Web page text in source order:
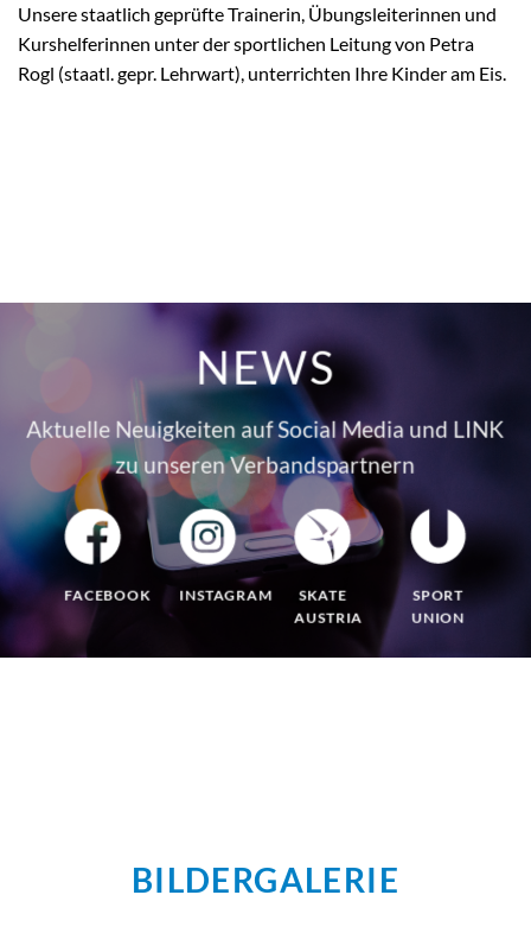
Unsere staatlich geprüfte Trainerin, Übungsleiterinnen und
Kurshelferinnen unter der sportlichen Leitung von Petra
Rogl (staatl. gepr. Lehrwart), unterrichten Ihre Kinder am Eis.
NEWS
Aktuelle Neuigkeiten auf Social Media und LINK
zu unseren Verbandspartnern
FACEBOOK INSTAGRAM
SKATE
AUSTRIA
SPORT
UNION
BILDERGALERIE